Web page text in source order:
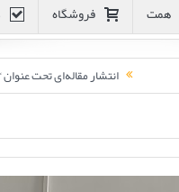
همت فروشگاه
انتشار مقاله‌ای تحت